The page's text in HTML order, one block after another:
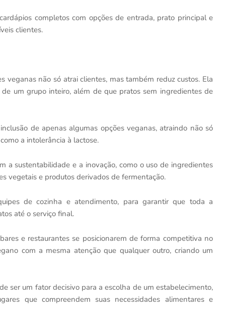
completos com opções de entrada, prato principal e
clientes.
veganas não só atrai clientes, mas também reduz custos. Ela
um grupo inteiro, além de que pratos sem ingredientes de
de apenas algumas opções veganas, atraindo não só
a intolerância à lactose.
a sustentabilidade e a inovação, como o uso de ingredientes
vegetais e produtos derivados de fermentação.
de cozinha e atendimento, para garantir que toda a
até o serviço final.
e restaurantes se posicionarem de forma competitiva no
com a mesma atenção que qualquer outro, criando um
ser um fator decisivo para a escolha de um estabelecimento,
que compreendem suas necessidades alimentares e